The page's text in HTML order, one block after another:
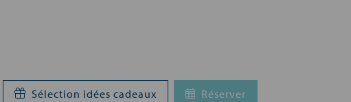
Sélection idées cadeaux Réserver